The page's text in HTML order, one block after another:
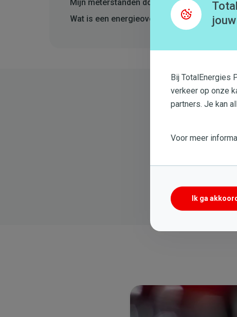
Mijn meterstanden doorsturen
Wat is een energieovernamedocument,
Bij TotalEnergies
verkeer op onze
partners. Je kan
Voor meer
Ik ga akkoord